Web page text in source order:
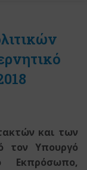
και των
τον Υπουργό
Εκπρόσωπο,